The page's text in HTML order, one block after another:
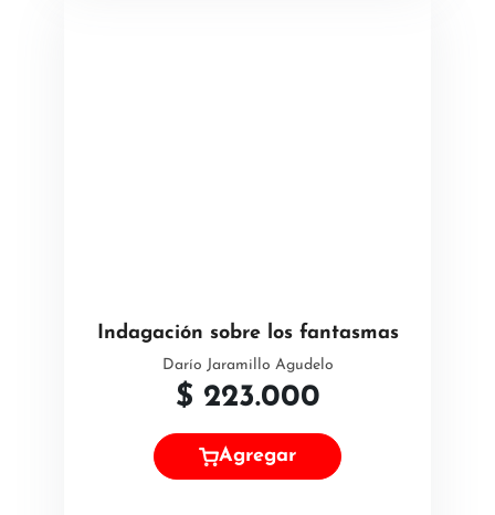
Indagación sobre los fantasmas
Darío Jaramillo Agudelo
$ 223.000
Agregar